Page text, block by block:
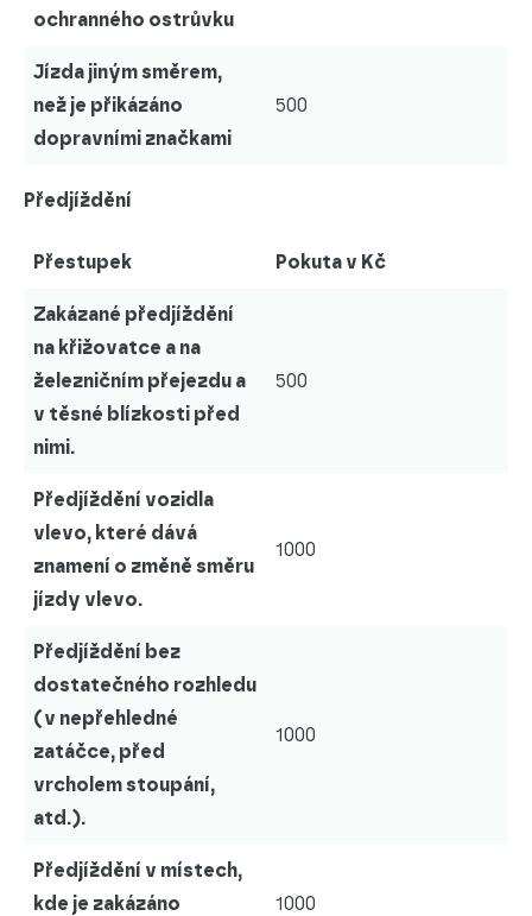
ochranného ostrůvku
Jízda jiným směrem,
než je přikázáno
dopravními značkami
500
Předjíždění
Přestupek Pokuta v Kč
Zakázané předjíždění
na křižovatce a na
železničním přejezdu a
v těsné blízkosti před
nimi.
500
Předjíždění vozidla
vlevo, které dává
znamení o změně směru
jízdy vlevo.
1000
Předjíždění bez
dostatečného rozhledu
(v nepřehledné
zatáčce, před
vrcholem stoupání,
atd.).
1000
Předjíždění v místech,
kde je zakázáno
1000